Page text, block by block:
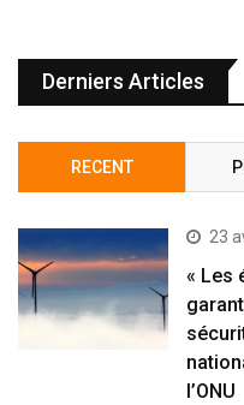
Derniers Articles
RECENT
23
« Les
l’ONU